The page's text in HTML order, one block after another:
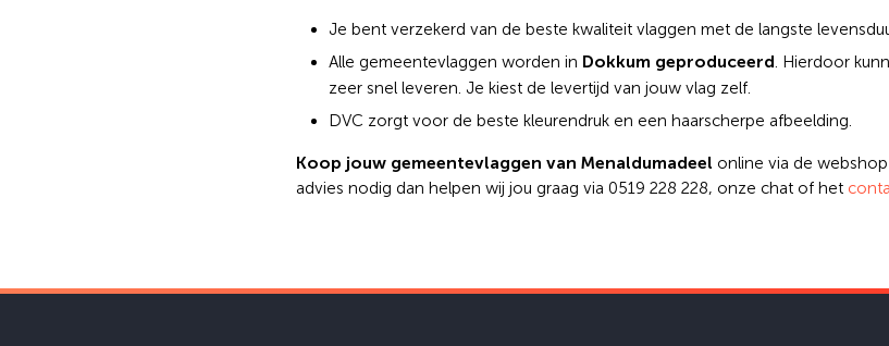
Je bent verzekerd van de beste kwaliteit vlaggen met de langste
Alle gemeentevlaggen worden in Dokkum geproduceerd. Hierdoor
zeer snel leveren. Je kiest de levertijd van jouw vlag zelf.
DVC zorgt voor de beste kleurendruk en een haarscherpe afbeelding.
Koop jouw gemeentevlaggen van Menaldumadeel online via de
advies nodig dan helpen wij jou graag via 0519 228 228, onze chat of het